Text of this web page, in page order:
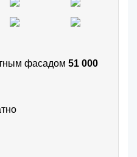
фасадом 51 000